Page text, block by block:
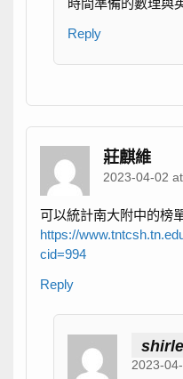
時間準備的數理與
Reply
莊麒維
2023-04-02
可以統計南大附中的榜
https://
cid=994
Reply
2023-